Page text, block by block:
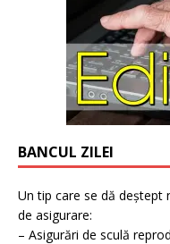
BANCUL ZILEI
Un tip care se dă deștept
de asigurare:
– Asigurări de sculă